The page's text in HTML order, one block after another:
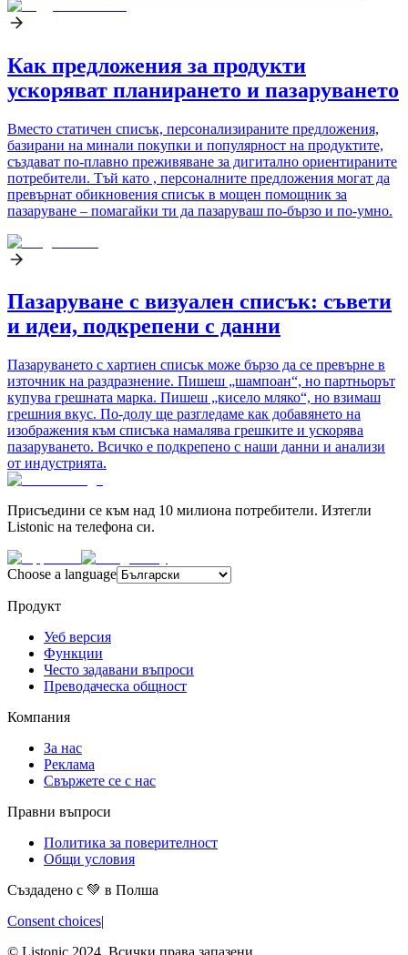
Как предложения за продукти
ускоряват планирането и пазаруването
Вместо статичен списък, персонализираните предложения,
базирани на минали покупки и популярност на продуктите,
създават по-плавно преживяване за дигитално ориентираните
потребители. Тъй като , персоналните предложения могат да
превърнат обикновения списък в мощен помощник за
пазаруване – помагайки ти да пазаруваш по-бързо и по-умно.
Пазаруване с визуален списък: съвети
и идеи, подкрепени с данни
Пазаруването с хартиен списък може бързо да се превърне в
източник на раздразнение. Пишеш „шампоан“, но партньорът
купува грешната марка. Пишеш „кисело мляко“, но взимаш
грешния вкус. По-долу ще разгледаме как добавянето на
изображения към списъка намалява грешките и ускорява
пазаруването. Всичко е подкрепено с наши данни и анализи
от индустрията.
Присъедини се към над 10 милиона потребители. Изтегли
Listonic на телефона си.
Choose a language
Продукт
Уеб версия
Функции
Често задавани въпроси
Преводаческа общност
Компания
За нас
Реклама
Свържете се с нас
Правни въпроси
Политика за поверителност
Общи условия
Създадено с 💚 в Полша
Consent choices|